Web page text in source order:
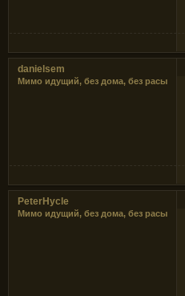
danielsem
Мимо идущий, без дома, без расы
PeterHycle
Мимо идущий, без дома, без расы